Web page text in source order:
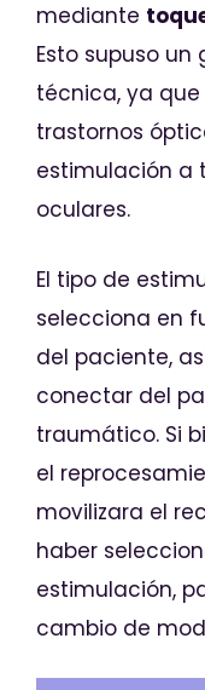
mediante
Esto supuso
técnica, ya
trastornos
estimulación a
oculares.
El tipo de
selecciona en
del paciente,
conectar del
traumático. Si
el
movilizara el
haber
estimulación,
cambio de